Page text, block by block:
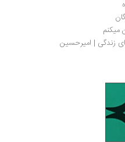
درباره سفر فلسفی در جستجوی معنای زندگی | امیرحسین